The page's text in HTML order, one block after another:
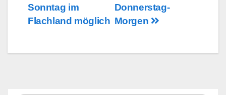
Donnerstag-
Morgen
Sonntag im
Flachland möglich